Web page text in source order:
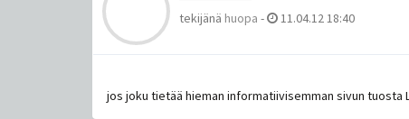
tekijänä huopa - 11.04.12 18:40
jos joku tietää hieman informatiivisemman sivun